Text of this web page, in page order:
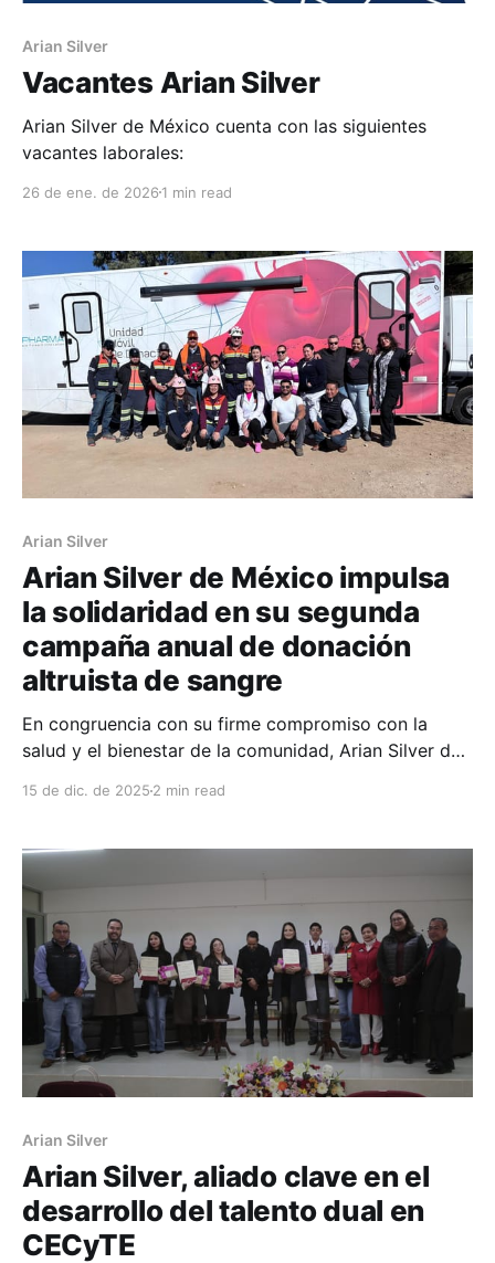
Arian Silver
Vacantes Arian Silver
Arian Silver de México cuenta con las siguientes
vacantes laborales:
26 de ene. de 2026 1 min read
Arian Silver
Arian Silver de México impulsa
la solidaridad en su segunda
campaña anual de donación
altruista de sangre
En congruencia con su firme compromiso con la
salud y el bienestar de la comunidad, Arian Silver de
Estatal de Sangre de Zacatecas.
15 de dic. de 2025 2 min read
Arian Silver
Arian Silver, aliado clave en el
desarrollo del talento dual en
CECyTE